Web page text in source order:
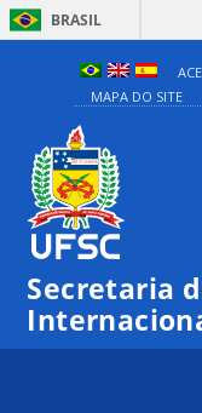
BRASIL
MAPA DO SITE
Secretaria